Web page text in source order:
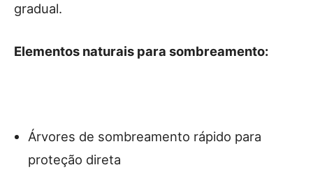
gradual.
Elementos naturais para sombreamento:
Árvores de sombreamento rápido para
proteção direta